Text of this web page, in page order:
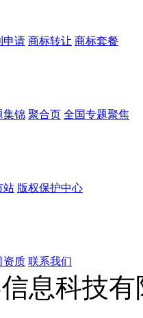
申请 商标转让 商标套餐
集锦 聚合页 全国专题聚焦
站 版权保护中心
资质 联系我们
息科技